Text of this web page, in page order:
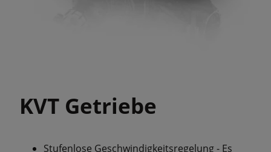
KVT Getriebe
Stufenlose Geschwindigkeitsregelung - Es